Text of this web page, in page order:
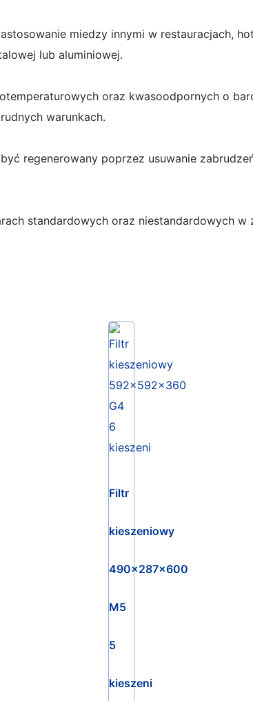
miedzy innymi w restauracjach,
lub aluminiowej.
oraz kwasoodpornych o
warunkach.
regenerowany poprzez usuwanie
standardowych oraz niestandardowych w
Filtr
kieszeniowy
490x287x600
M5
5
kieszeni